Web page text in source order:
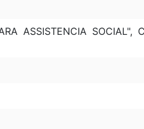
ASSISTENCIA SOCIAL",